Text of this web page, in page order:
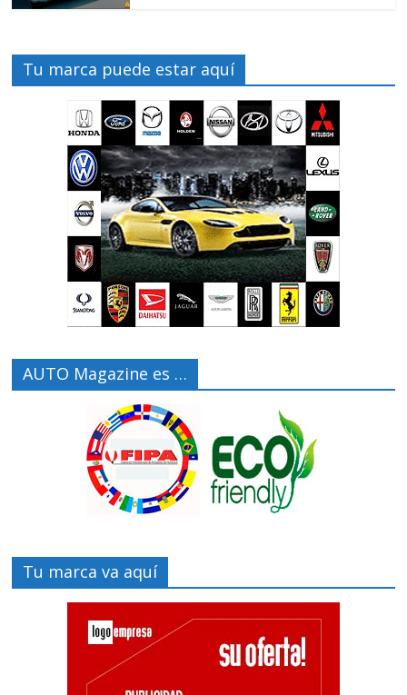
Tu marca puede estar aquí
AUTO Magazine es …
Tu marca va aquí